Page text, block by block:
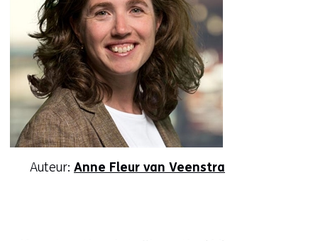
Auteur: Anne Fleur van Veenstra